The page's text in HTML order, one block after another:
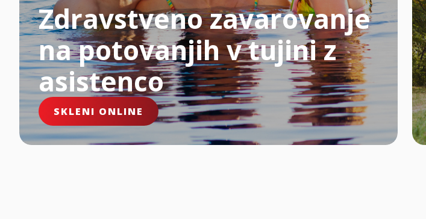
Zdravstveno zavarovanje
na potovanjih v tujini z
asistenco
SKLENI ONLINE